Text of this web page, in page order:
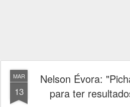
MAR
13
Nelson Évora:
para ter